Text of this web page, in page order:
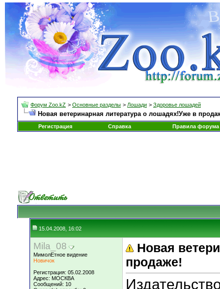
Форум Zoo.kZ > Основные разделы > Лошади > Здоровье лошадей
Новая ветеринарная литература о лошадях!Уже в
Регистрация Справка Правила форума
15.04.2008, 16:02
Mila_08
МимолЕтное видение
Новичок
Регистрация: 05.02.2008
Адрес: МОСКВА
Сообщений: 10
Новая
продаже!